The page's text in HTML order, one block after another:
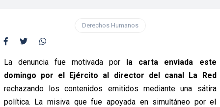
Derechos Humanos
La denuncia fue motivada por la carta enviada este
domingo por el Ejército al director del canal La Red
rechazando los contenidos emitidos mediante una sátira
política. La misiva que fue apoyada en simultáneo por el